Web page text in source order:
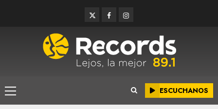
TwitterFacebookInstagram
Menú
principal
ESCUCHANOS